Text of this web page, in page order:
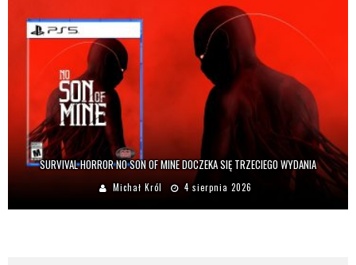
SURVIVAL HORROR NO SON OF MINE DOCZEKA SIĘ TRZECIEGO WYDANIA
Michał Król 4 sierpnia 2026